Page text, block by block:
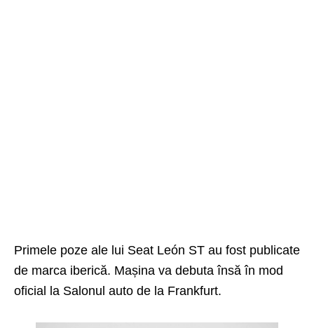
Primele poze ale lui Seat León ST au fost publicate
de marca iberică. Mașina va debuta însă în mod
oficial la Salonul auto de la Frankfurt.